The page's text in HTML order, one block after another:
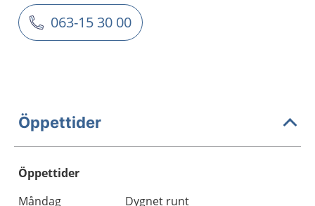
063-15 30 00
Öppettider
Öppettider
Dag
Öppettider
Kommentarer
Måndag Dygnet runt